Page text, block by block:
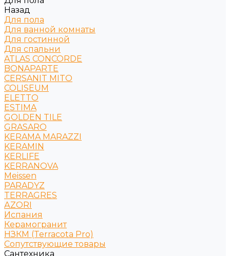
Назад
Для пола
Для ванной комнаты
Для гостинной
Для спальни
ATLAS CONCORDE
BONAPARTE
CERSANIT MITO
COLISEUM
ELETTO
ESTIMA
GOLDEN TILE
GRASARO
KERAMA MARAZZI
KERAMIN
KERLIFE
KERRANOVA
Meissen
PARADYZ
TERRAGRES
АZORI
Испания
Керамогранит
НЗКМ (Terracota Pro)
Сопутствующие товары
Сантехника